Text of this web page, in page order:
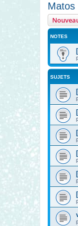
Matos
NOTES
SUJETS